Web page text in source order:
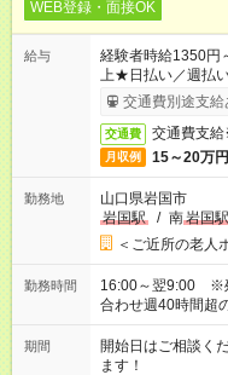
WEB登録・面接OK
給与
経験者時給1350円
上★日払い／週払
は手続き完了次第
交通費別途支給
交通費 交通費支
月収例 15～20万円
勤務地
山口県岩国市
岩国駅
/ 南岩国駅
＜ご近所の老人
勤務時間
16:00～翌9:00 ※残業なし！ ※Wワーク
合わせ週40時間超
週20時間以上勤務
派遣法（日雇い派
業はご案内が難し
期間
開始日はご相談く
ます！